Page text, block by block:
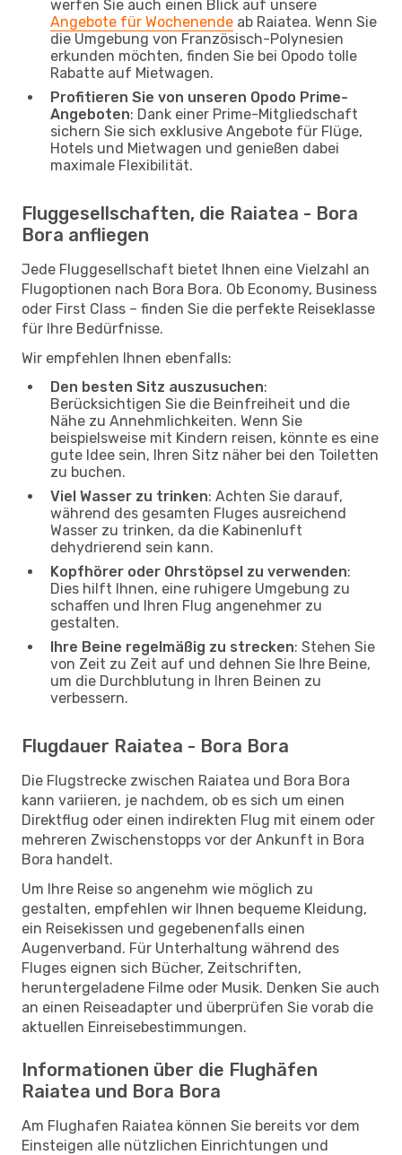
werfen Sie auch einen Blick auf unsere
Angebote für Wochenende ab Raiatea. Wenn Sie
die Umgebung von Französisch-Polynesien
erkunden möchten, finden Sie bei Opodo tolle
Rabatte auf Mietwagen.
Profitieren Sie von unseren Opodo Prime-
Angeboten: Dank einer Prime-Mitgliedschaft
sichern Sie sich exklusive Angebote für Flüge,
Hotels und Mietwagen und genießen dabei
maximale Flexibilität.
Fluggesellschaften, die Raiatea - Bora
Bora anfliegen
Jede Fluggesellschaft bietet Ihnen eine Vielzahl an
Flugoptionen nach Bora Bora. Ob Economy, Business
oder First Class – finden Sie die perfekte Reiseklasse
für Ihre Bedürfnisse.
Wir empfehlen Ihnen ebenfalls:
Den besten Sitz auszusuchen:
Berücksichtigen Sie die Beinfreiheit und die
Nähe zu Annehmlichkeiten. Wenn Sie
beispielsweise mit Kindern reisen, könnte es eine
gute Idee sein, Ihren Sitz näher bei den Toiletten
zu buchen.
Viel Wasser zu trinken: Achten Sie darauf,
während des gesamten Fluges ausreichend
Wasser zu trinken, da die Kabinenluft
dehydrierend sein kann.
Kopfhörer oder Ohrstöpsel zu verwenden:
Dies hilft Ihnen, eine ruhigere Umgebung zu
schaffen und Ihren Flug angenehmer zu
gestalten.
Ihre Beine regelmäßig zu strecken: Stehen Sie
von Zeit zu Zeit auf und dehnen Sie Ihre Beine,
um die Durchblutung in Ihren Beinen zu
verbessern.
Flugdauer Raiatea - Bora Bora
Die Flugstrecke zwischen Raiatea und Bora Bora
kann variieren, je nachdem, ob es sich um einen
Direktflug oder einen indirekten Flug mit einem oder
mehreren Zwischenstopps vor der Ankunft in Bora
Bora handelt.
Um Ihre Reise so angenehm wie möglich zu
gestalten, empfehlen wir Ihnen bequeme Kleidung,
ein Reisekissen und gegebenenfalls einen
Augenverband. Für Unterhaltung während des
Fluges eignen sich Bücher, Zeitschriften,
heruntergeladene Filme oder Musik. Denken Sie auch
an einen Reiseadapter und überprüfen Sie vorab die
aktuellen Einreisebestimmungen.
Informationen über die Flughäfen
Raiatea und Bora Bora
Am Flughafen Raiatea können Sie bereits vor dem
Einsteigen alle nützlichen Einrichtungen und